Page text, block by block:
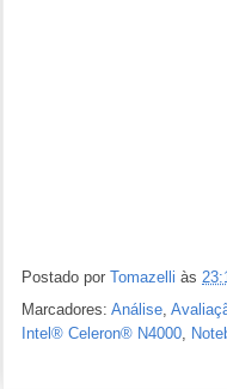
Postado por Tomazelli às
Marcadores: Análise
Intel® Celeron® N4000